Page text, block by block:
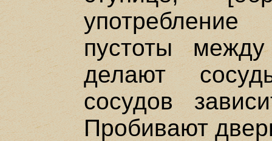
пустоты
делают
сосудов
Пробивают